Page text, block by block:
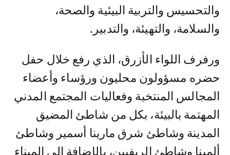
والتحسيس والتربية البيئية والصحة،
والسلامة، والتهيئة، والتدبير.
ورفرف اللواء الأزرق، الذي رفع خلال حفل
حضره مسؤولون محليون ورؤساء وأعضاء
المجالس المنتخبة وفعاليات المجتمع المدني
المهتمة بالبيئة، بكل من شاطئ المضيق
المدينة وشاطئ شرق مارينا أسمير وشاطئ
ألمينا وشاطئ الريفيين، بالإضافة إلى الميناء